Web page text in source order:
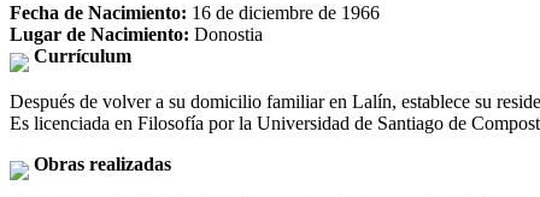
Fecha de Nacimiento: 16 de diciembre de 1966
Lugar de Nacimiento: Donostia
Currículum
Después de volver a su domicilio familiar en Lalín, establece su
Es licenciada en Filosofía por la Universidad de Santiago de
Obras realizadas